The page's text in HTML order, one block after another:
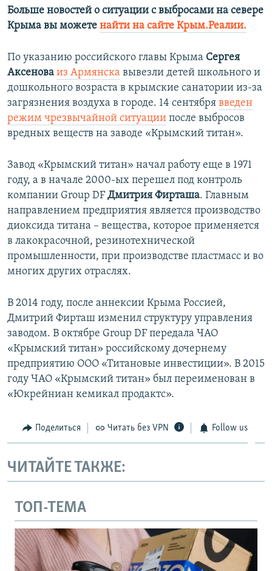
Больше новостей о ситуации с выбросами на севере
Крыма вы можете найти на сайте Крым.Реалии.
По указанию российского главы Крыма Сергея
Аксенова из Армянска вывезли детей школьного и
дошкольного возраста в крымские санатории из-за
загрязнения воздуха в городе. 14 сентября введен
режим чрезвычайной ситуации после выбросов
вредных веществ на заводе «Крымский титан».
Завод «Крымский титан» начал работу еще в 1971
году, а в начале 2000-ых перешел под контроль
компании Group DF Дмитрия Фирташа. Главным
направлением предприятия является производство
диоксида титана – вещества, которое применяется
в лакокрасочной, резинотехнической
промышленности, при производстве пластмасс и во
многих других отраслях.
В 2014 году, после аннексии Крыма Россией,
Дмитрий Фирташ изменил структуру управления
заводом. В октябре Group DF передала ЧАО
«Крымский титан» российскому дочернему
предприятию ООО «Титановые инвестиции». В 2015
году ЧАО «Крымский титан» был переименован в
«Юкрейниан кемикал продактс».
Поделиться Читать без VPN Follow us
ЧИТАЙТЕ ТАКЖЕ:
ТОП-ТЕМА